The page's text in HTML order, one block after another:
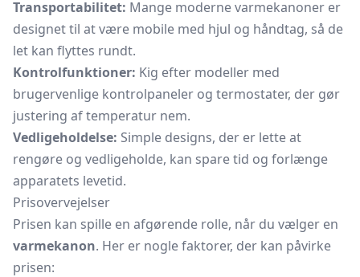
Transportabilitet: Mange moderne varmekanoner er
designet til at være mobile med hjul og håndtag, så de
let kan flyttes rundt.
Kontrolfunktioner: Kig efter modeller med
brugervenlige kontrolpaneler og termostater, der gør
justering af temperatur nem.
Vedligeholdelse: Simple designs, der er lette at
rengøre og vedligeholde, kan spare tid og forlænge
apparatets levetid.
Prisovervejelser
Prisen kan spille en afgørende rolle, når du vælger en
varmekanon. Her er nogle faktorer, der kan påvirke
prisen: